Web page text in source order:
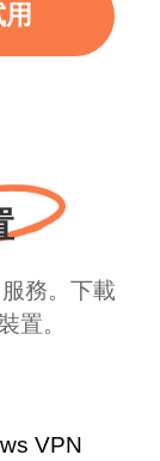
務。下載
置。